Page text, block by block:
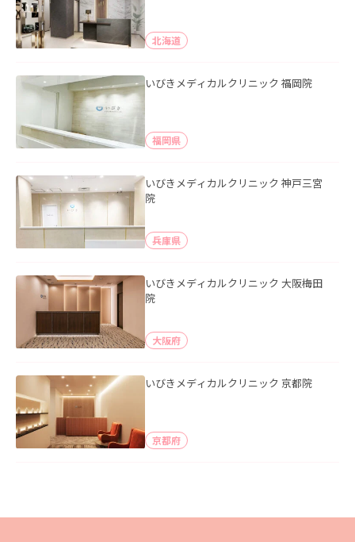
北海道
いびきメディカルクリニック 福岡院
福岡県
いびきメディカルクリニック 神戸三宮
院
兵庫県
いびきメディカルクリニック 大阪梅田
院
大阪府
いびきメディカルクリニック 京都院
京都府